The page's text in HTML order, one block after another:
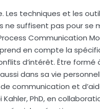
techniques et les
ne suffisent pas pour se
Communication
en compte la
d’intérêt. Être formé
dans sa vie
communication et
PhD, en